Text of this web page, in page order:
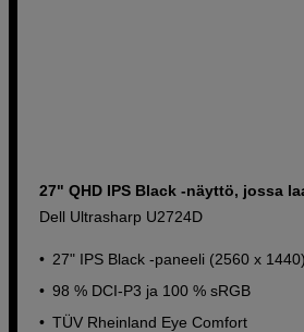
27" QHD IPS Black -näyttö, jossa
Dell Ultrasharp U2724D
27" IPS Black -paneeli (2560 x 1440)
98 % DCI-P3 ja 100 % sRGB
TÜV Rheinland Eye Comfort